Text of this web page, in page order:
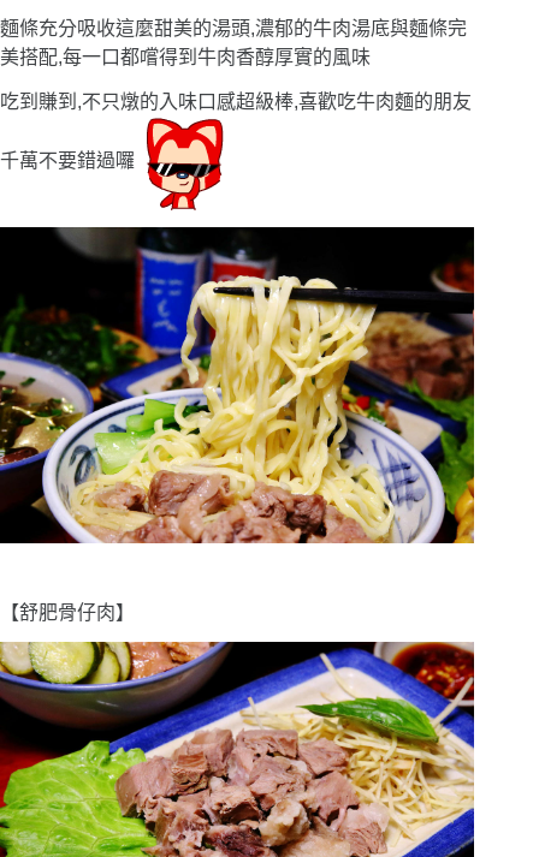
麵條充分吸收這麼甜美的湯頭,濃郁的牛肉湯底與麵條完
美搭配,每一口都嚐得到牛肉香醇厚實的風味
吃到賺到,不只燉的入味口感超級棒,喜歡吃牛肉麵的朋友
千萬不要錯過囉
【舒肥骨仔肉】